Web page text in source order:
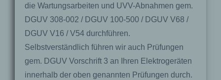
die Wartungsarbeiten und UVV-Abnahmen gem.
DGUV 308-002 / DGUV 100-500 / DGUV V68 /
DGUV V16 / V54 durchführen.
Selbstverständlich führen wir auch Prüfungen
gem. DGUV Vorschrift 3 an Ihren Elektrogeräten
innerhalb der oben genannten Prüfungen durch.